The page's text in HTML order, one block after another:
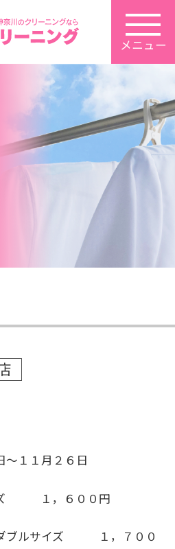
メニュー
～１１月２６日
１，６００円
ブルサイズ １，７００